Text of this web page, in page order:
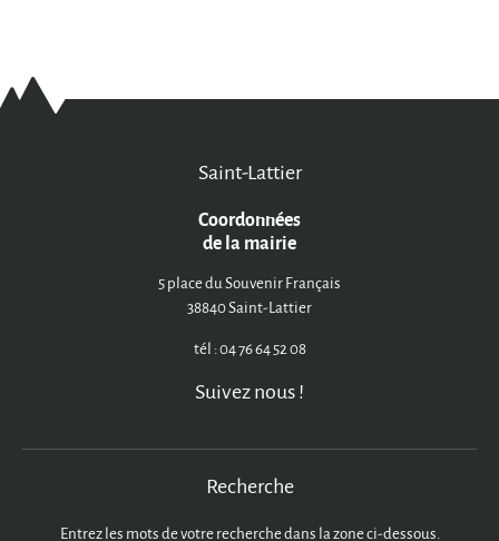
Saint-Lattier
Coordonnées
de la mairie
5 place du Souvenir Français
38840 Saint-Lattier
tél : 04 76 64 52 08
Suivez nous !
Recherche
Entrez les mots de votre recherche dans la zone ci-dessous.